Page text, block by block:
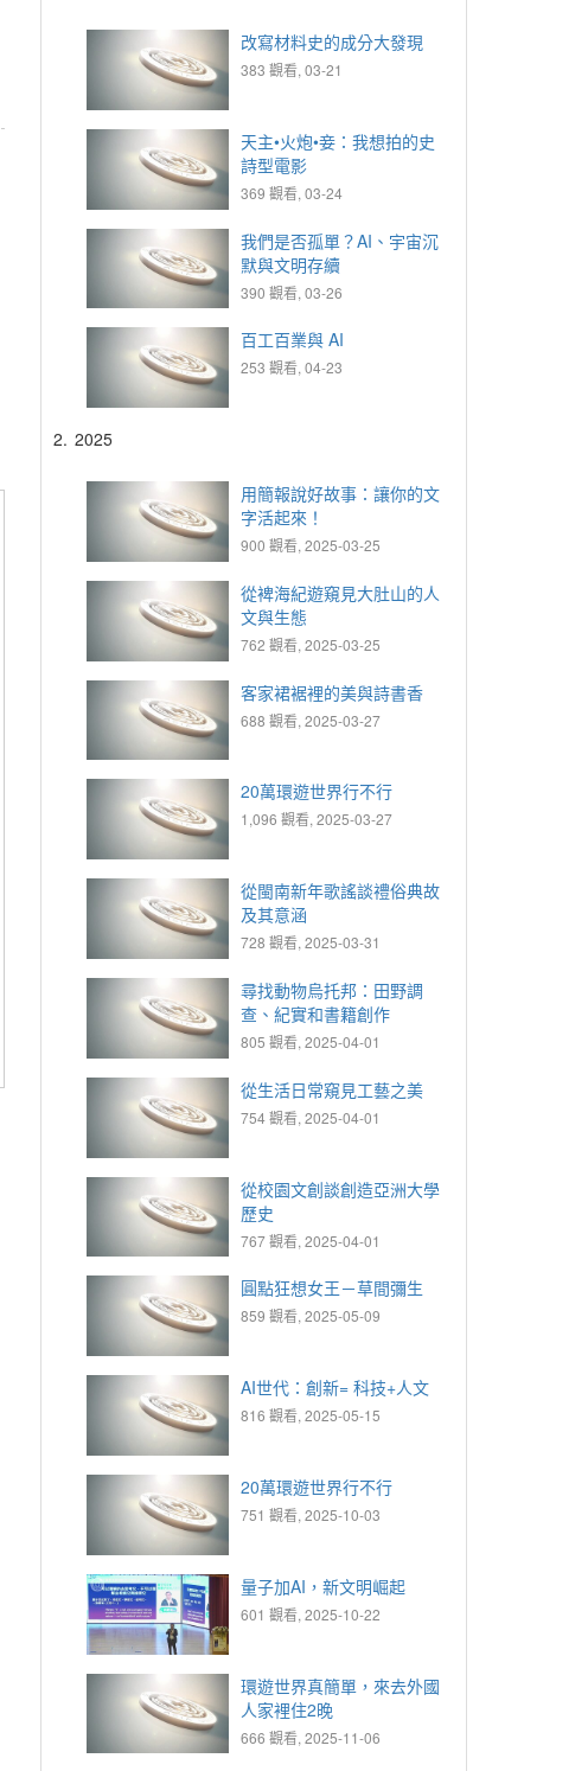
改寫材料史的成分大發現
383 觀看, 03-21
天主•火炮•妾：我想拍的史
詩型電影
369 觀看, 03-24
我們是否孤單？AI、宇宙沉
默與文明存續
390 觀看, 03-26
百工百業與 AI
253 觀看, 04-23
2. 2025
用簡報說好故事：讓你的文
字活起來！
900 觀看, 2025-03-25
從裨海紀遊窺見大肚山的人
文與生態
762 觀看, 2025-03-25
客家裙裾裡的美與詩書香
688 觀看, 2025-03-27
20萬環遊世界行不行
1,096 觀看, 2025-03-27
從閩南新年歌謠談禮俗典故
及其意涵
728 觀看, 2025-03-31
尋找動物烏托邦：田野調
查、紀實和書籍創作
805 觀看, 2025-04-01
從生活日常窺見工藝之美
754 觀看, 2025-04-01
從校園文創談創造亞洲大學
歷史
767 觀看, 2025-04-01
圓點狂想女王－草間彌生
859 觀看, 2025-05-09
AI世代：創新= 科技+人文
816 觀看, 2025-05-15
20萬環遊世界行不行
751 觀看, 2025-10-03
量子加AI，新文明崛起
601 觀看, 2025-10-22
環遊世界真簡單，來去外國
人家裡住2晚
666 觀看, 2025-11-06